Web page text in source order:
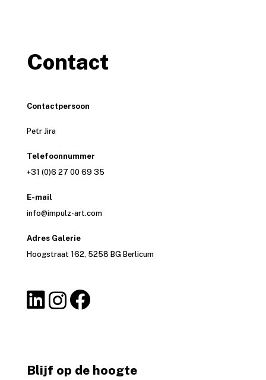
Contact
Contactpersoon
Petr Jira
Telefoonnummer
+31 (0)6 27 00 69 35
E-mail
info@impulz-art.com
Adres Galerie
Hoogstraat 162, 5258 BG Berlicum
Blijf op de hoogte